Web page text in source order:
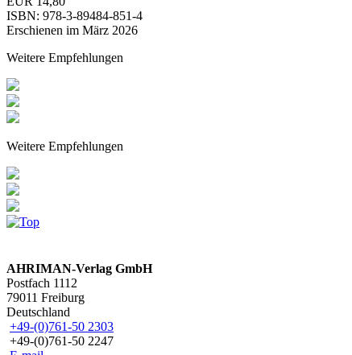
ISBN: 978-3-89484-851-4
Erschienen im März 2026
Weitere Empfehlungen
Weitere Empfehlungen
AHRIMAN-Verlag GmbH
Postfach 1112
79011 Freiburg
Deutschland
+49-(0)761-50 2303
+49-(0)761-50 2247